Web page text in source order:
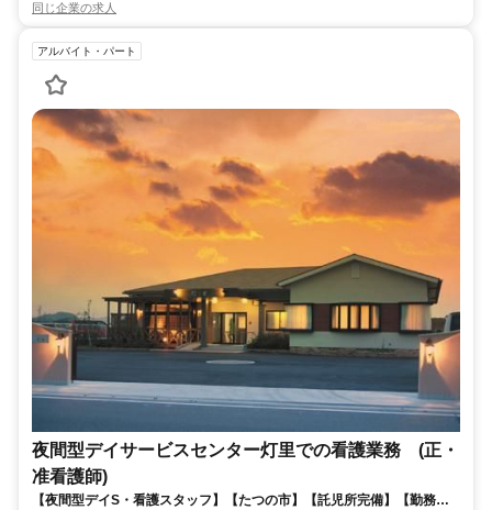
同じ企業の求人
アルバイト・パート
夜間型デイサービスセンター灯里での看護業務 (正・
准看護師)
【夜間型デイS・看護スタッフ】【たつの市】【託児所完備】【勤務時